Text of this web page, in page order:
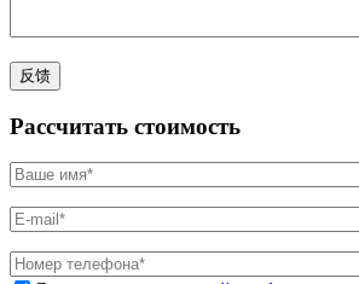
Рассчитать стоимость